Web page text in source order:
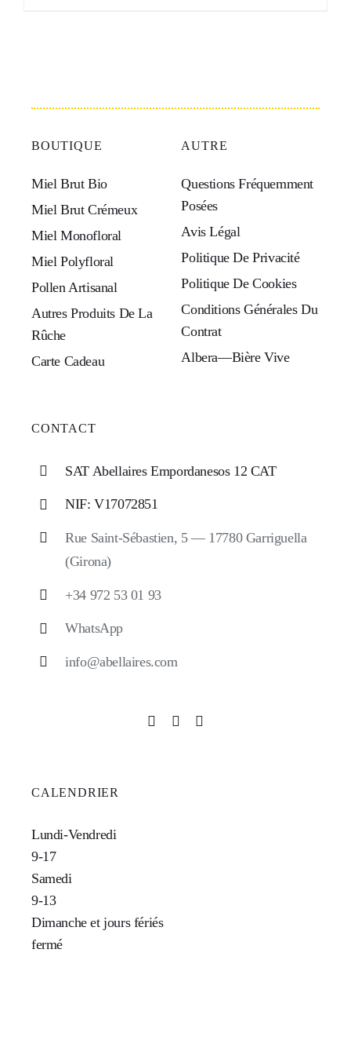
BOUTIQUE
Miel Brut Bio
Miel Brut Crémeux
Miel Monofloral
Miel Polyfloral
Pollen Artisanal
Autres Produits De La
Rûche
Carte Cadeau
AUTRE
Questions Fréquemment
Posées
Avis Légal
Politique De Privacité
Politique De Cookies
Conditions Générales Du
Contrat
Albera—Bière Vive
CONTACT
SAT Abellaires Empordanesos 12 CAT
NIF: V17072851
Rue Saint-Sébastien, 5 — 17780 Garriguella
(Girona)
+34 972 53 01 93
WhatsApp
info@abellaires.com
CALENDRIER
Lundi-Vendredi
9-17
Samedi
9-13
Dimanche et jours fériés
fermé